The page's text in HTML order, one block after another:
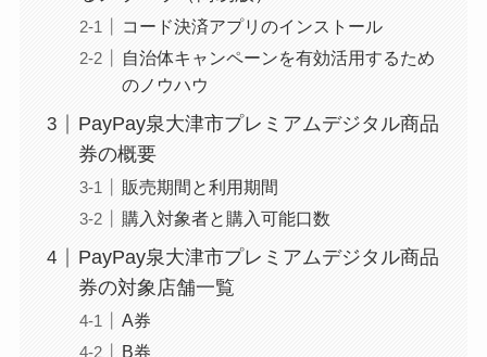
コード決済アプリのインストール
自治体キャンペーンを有効活用するため
のノウハウ
PayPay泉大津市プレミアムデジタル商品
券の概要
販売期間と利用期間
購入対象者と購入可能口数
PayPay泉大津市プレミアムデジタル商品
券の対象店舗一覧
A券
B券